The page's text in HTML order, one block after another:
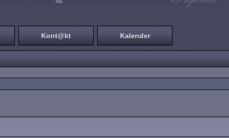
Kont@kt Kalender